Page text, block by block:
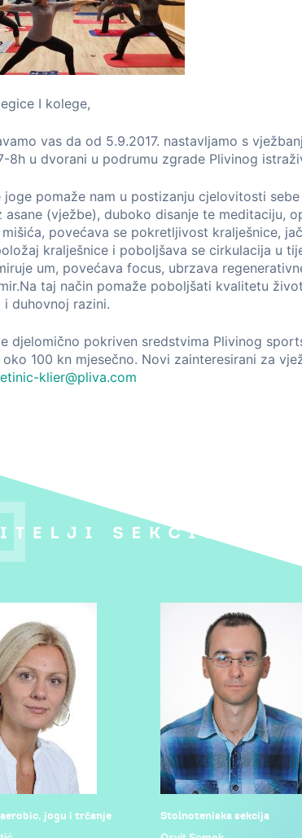
I kolege,
vas da od 5.9.2017. nastavljamo s
8h u dvorani u podrumu zgrade Plivinog
joge pomaže nam u postizanju cjelovitosti
asane (vježbe), duboko disanje te meditaciju,
povećava se pokretljivost kralješnice,
kralješnice i poboljšava se cirkulacija u
um, povećava focus, ubrzava
taj način pomaže poboljšati kvalitetu
i duhovnoj razini.
djelomično pokriven sredstvima Plivinog
100 kn mjesečno. Novi zainteresirani za
klier@pliva.com
aerobic, jogu i trčanje Stolnoteniska sekcija